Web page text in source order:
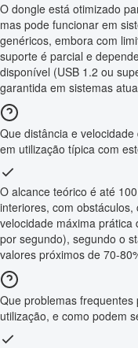
O dongle está otimizado
mas pode funcionar em
genéricos, embora com
suporte é parcial e
disponível (USB 1.2 ou
garantida em sistemas
Que distância e
em utilização típica com
O alcance teórico é até
interiores, com
velocidade máxima
por segundo), segundo o
valores próximos de 70-
Que problemas
utilização, e como podem